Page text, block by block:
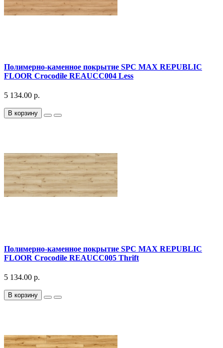
Полимерно-каменное покрытие SPC MAX REPUBLIC
FLOOR Crocodile REAUCC004 Less
5 134.00 р.
В корзину
Полимерно-каменное покрытие SPC MAX REPUBLIC
FLOOR Crocodile REAUCC005 Thrift
5 134.00 р.
В корзину